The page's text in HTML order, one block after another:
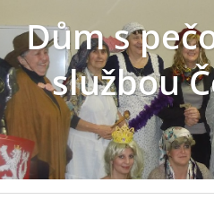
Dům s
službou